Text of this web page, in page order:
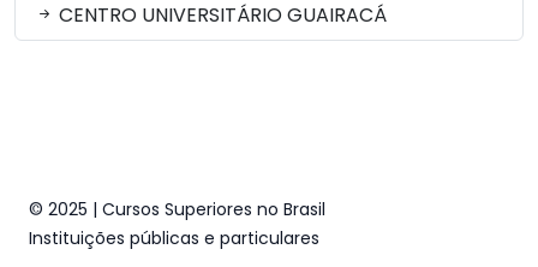
CENTRO UNIVERSITÁRIO GUAIRACÁ
© 2025 | Cursos Superiores no Brasil
Instituições públicas e particulares